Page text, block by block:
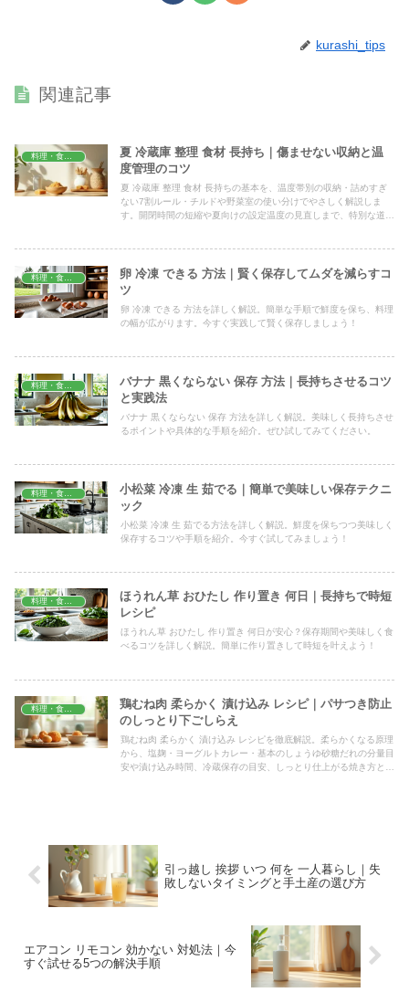
kurashi_tips
関連記事
夏 冷蔵庫 整理 食材 長持ち｜傷ませない収納と温
度管理のコツ
夏 冷蔵庫 整理 食材 長持ちの基本を、温度帯別の収納・詰めすぎ
ない7割ルール・チルドや野菜室の使い分けでやさしく解説しま
す。開閉時間の短縮や夏向けの設定温度の見直しまで、特別な道具
卵 冷凍 できる 方法｜賢く保存してムダを減らすコ
ツ
卵 冷凍 できる 方法を詳しく解説。簡単な手順で鮮度を保ち、料理
の幅が広がります。今すぐ実践して賢く保存しましょう！
バナナ 黒くならない 保存 方法｜長持ちさせるコツ
と実践法
バナナ 黒くならない 保存 方法を詳しく解説。美味しく長持ちさせ
るポイントや具体的な手順を紹介。ぜひ試してみてください。
小松菜 冷凍 生 茹でる｜簡単で美味しい保存テクニ
ック
小松菜 冷凍 生 茹でる方法を詳しく解説。鮮度を保ちつつ美味しく
保存するコツや手順を紹介。今すぐ試してみましょう！
ほうれん草 おひたし 作り置き 何日｜長持ちで時短
レシピ
ほうれん草 おひたし 作り置き 何日が安心？保存期間や美味しく食
べるコツを詳しく解説。簡単に作り置きして時短を叶えよう！
鶏むね肉 柔らかく 漬け込み レシピ｜パサつき防止
のしっとり下ごしらえ
鶏むね肉 柔らかく 漬け込み レシピを徹底解説。柔らかくなる原理
から、塩麹・ヨーグルトカレー・基本のしょうゆ砂糖だれの分量目
安や漬け込み時間、冷蔵保存の目安、しっとり仕上がる焼き方と茹
引っ越し 挨拶 いつ 何を 一人暮らし｜失
敗しないタイミングと手土産の選び方
エアコン リモコン 効かない 対処法｜今
すぐ試せる5つの解決手順